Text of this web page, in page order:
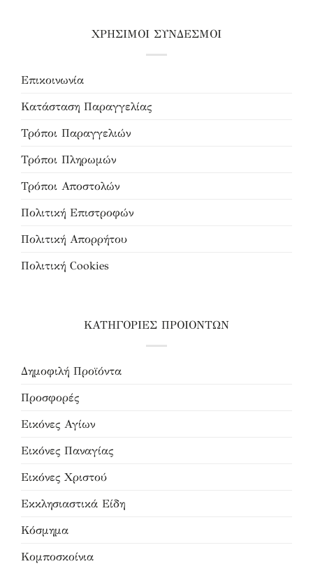
ΧΡΗΣΙΜΟΙ ΣΥΝΔΕΣΜΟΙ
Επικοινωνία
Κατάσταση Παραγγελίας
Τρόποι Παραγγελιών
Τρόποι Πληρωμών
Τρόποι Αποστολών
Πολιτική Επιστροφών
Πολιτική Απορρήτου
Πολιτική Cookies
ΚΑΤΗΓΟΡΙΕΣ ΠΡΟΙΟΝΤΩΝ
Δημοφιλή Προϊόντα
Προσφορές
Εικόνες Αγίων
Εικόνες Παναγίας
Εικόνες Χριστού
Εκκλησιαστικά Είδη
Κόσμημα
Κομποσκοίνια